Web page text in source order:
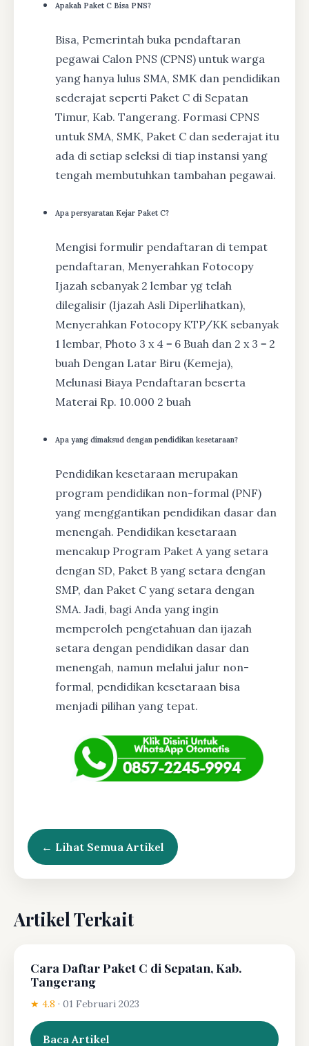
Apakah Paket C Bisa PNS?
Bisa, Pemerintah buka pendaftaran
pegawai Calon PNS (CPNS) untuk warga
yang hanya lulus SMA, SMK dan pendidikan
sederajat seperti Paket C di Sepatan
Timur, Kab. Tangerang. Formasi CPNS
untuk SMA, SMK, Paket C dan sederajat itu
ada di setiap seleksi di tiap instansi yang
tengah membutuhkan tambahan pegawai.
Apa persyaratan Kejar Paket C?
Mengisi formulir pendaftaran di tempat
pendaftaran, Menyerahkan Fotocopy
Ijazah sebanyak 2 lembar yg telah
dilegalisir (Ijazah Asli Diperlihatkan),
Menyerahkan Fotocopy KTP/KK sebanyak
1 lembar, Photo 3 x 4 = 6 Buah dan 2 x 3 = 2
buah Dengan Latar Biru (Kemeja),
Melunasi Biaya Pendaftaran beserta
Materai Rp. 10.000 2 buah
Apa yang dimaksud dengan pendidikan kesetaraan?
Pendidikan kesetaraan merupakan
program pendidikan non-formal (PNF)
yang menggantikan pendidikan dasar dan
menengah. Pendidikan kesetaraan
mencakup Program Paket A yang setara
dengan SD, Paket B yang setara dengan
SMP, dan Paket C yang setara dengan
SMA. Jadi, bagi Anda yang ingin
memperoleh pengetahuan dan ijazah
setara dengan pendidikan dasar dan
menengah, namun melalui jalur non-
formal, pendidikan kesetaraan bisa
menjadi pilihan yang tepat.
← Lihat Semua Artikel
Artikel Terkait
Cara Daftar Paket C di Sepatan, Kab.
Tangerang
★ 4.8 · 01 Februari 2023
Baca Artikel